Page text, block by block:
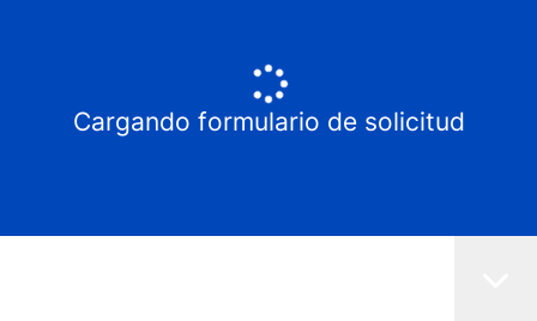
Cargando formulario de solicitud